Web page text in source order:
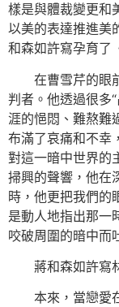
樣是與體裁變更和
以美的表達推進美
和森如許寫孕育了
在曹雪芹的眼
判者。他透過很多
涯的悒悶、難熬難
布滿了哀痛和不幸
對這一暗中世界
掃興的聲響，他在
時，他更把我們的
是動人地指出那一
咬破周圍的暗中而
蔣和森如許寫
本來，當戀愛